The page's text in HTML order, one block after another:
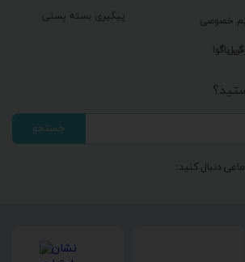
پیگیری بسته پستی خصوصی
باگ
آوا
جستجو
دنبال کنید: